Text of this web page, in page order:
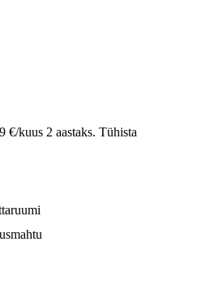
€/kuus 2 aastaks. Tühista